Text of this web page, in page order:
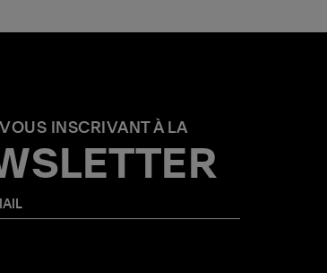
INSCRIVANT À LA